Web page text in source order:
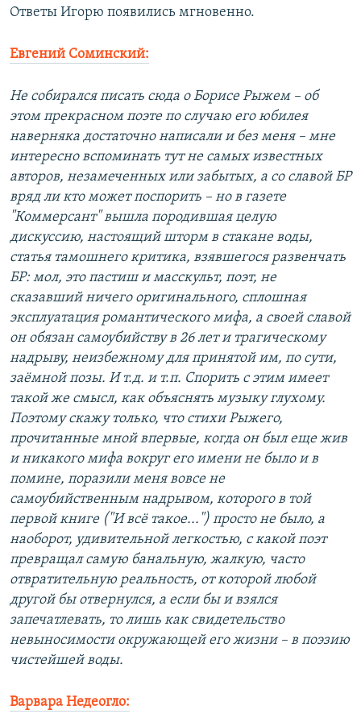
Ответы Игорю появились мгновенно.
Евгений Соминский:
Не собирался писать сюда о Борисе Рыжем – об
этом прекрасном поэте по случаю его юбилея
наверняка достаточно написали и без меня – мне
интересно вспоминать тут не самых известных
авторов, незамеченных или забытых, а со славой БР
вряд ли кто может поспорить – но в газете
"Коммерсант" вышла породившая целую
дискуссию, настоящий шторм в стакане воды,
статья тамошнего критика, взявшегося развенчать
БР: мол, это пастиш и масскульт, поэт, не
сказавший ничего оригинального, сплошная
эксплуатация романтического мифа, а своей славой
он обязан самоубийству в 26 лет и трагическому
надрыву, неизбежному для принятой им, по сути,
заёмной позы. И т.д. и т.п. Спорить с этим имеет
такой же смысл, как объяснять музыку глухому.
Поэтому скажу только, что стихи Рыжего,
прочитанные мной впервые, когда он был еще жив
и никакого мифа вокруг его имени не было и в
помине, поразили меня вовсе не
самоубийственным надрывом, которого в той
первой книге ("И всё такое...") просто не было, а
наоборот, удивительной легкостью, с какой поэт
превращал самую банальную, жалкую, часто
отвратительную реальность, от которой любой
другой бы отвернулся, а если бы и взялся
запечатлевать, то лишь как свидетельство
невыносимости окружающей его жизни – в поэзию
чистейшей воды.
Варвара Недеогло: